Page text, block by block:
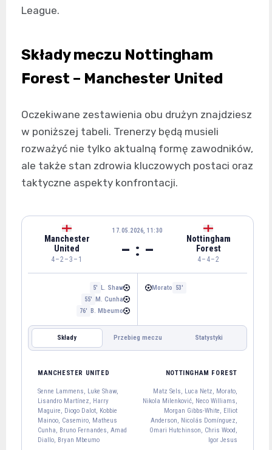
League.
Składy meczu Nottingham
Forest – Manchester United
Oczekiwane zestawienia obu drużyn znajdziesz
w poniższej tabeli. Trenerzy będą musieli
rozważyć nie tylko aktualną formę zawodników,
ale także stan zdrowia kluczowych postaci oraz
taktyczne aspekty konfrontacji.
Manchester
United
4–2–3–1
17.05.2026, 11:30
– : –
Nottingham
Forest
4–4–2
5' L. Shaw
55' M. Cunha
76' B. Mbeumo
Morato 53'
Składy Przebieg meczu Statystyki
NOTTINGHAM FOREST
23
Lisandro Martínez
6 5 2
Kobbie Mainoo
37
Casemiro
MANCHESTER UNITED NOTTINGHAM FOREST
Senne Lammens, Luke Shaw,
Lisandro Martínez, Harry
Maguire, Diogo Dalot, Kobbie
Mainoo, Casemiro, Matheus
Cunha, Bruno Fernandes, Amad
Diallo, Bryan Mbeumo
Matz Sels, Luca Netz, Morato,
Nikola Milenković, Neco Williams,
Morgan Gibbs-White, Elliot
Anderson, Nicolás Domínguez,
Omari Hutchinson, Chris Wood,
Igor Jesus